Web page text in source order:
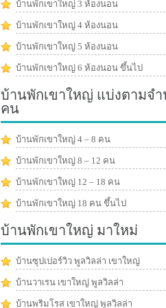
บ้านพักเขาใหญ่ 3 ห้องนอน
บ้านพักเขาใหญ่ 4 ห้องนอน
บ้านพักเขาใหญ่ 5 ห้องนอน
บ้านพักเขาใหญ่ 6 ห้องนอน ขึ้นไป
บ้านพักเขาใหญ่ แบ่งตามจ
คน
บ้านพักเขาใหญ่ 4 – 8 คน
บ้านพักเขาใหญ่ 8 – 12 คน
บ้านพักเขาใหญ่ 12 – 18 คน
บ้านพักเขาใหญ่ 18 คน ขึ้นไป
บ้านพักเขาใหญ่ มาใหม่
บ้านซุปเปอร์วิว พูลวิลล่า เขาใหญ่
บ้านวาเรน เขาใหญ่ พูลวิลล่า
บ้านพริมโรส เขาใหญ่ พูลวิลล่า